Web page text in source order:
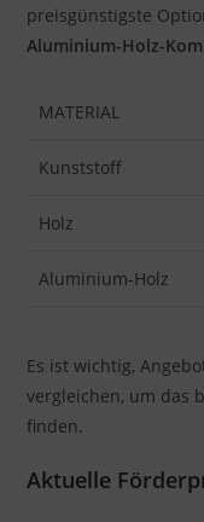
preisgünstigste
Aluminium-Holz-
MATERIAL
Kunststoff
Holz
Aluminium-Holz
Es ist wichtig,
vergleichen, um das
finden.
Aktuelle